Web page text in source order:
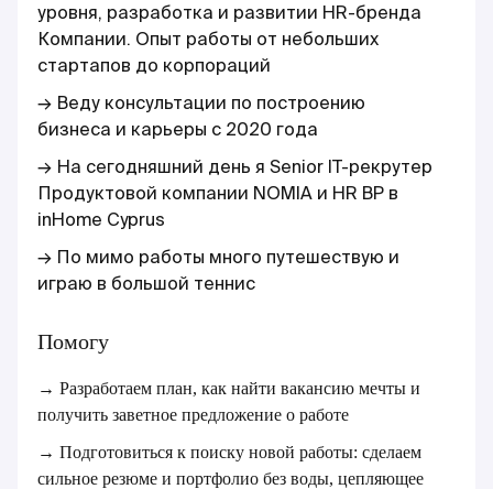
уровня, разработка и развитии HR-бренда
Компании. Опыт работы от небольших
стартапов до корпораций
→ Веду консультации по построению
бизнеса и карьеры с 2020 года
→ На сегодняшний день я Senior IT-рекрутер
Продуктовой компании NOMIA и HR BP в
inHome Cyprus
→ По мимо работы много путешествую и
играю в большой теннис
Помогу
→ Разработаем план, как найти вакансию мечты и
получить заветное предложение о работе
→ Подготовиться к поиску новой работы: сделаем
сильное резюме и портфолио без воды, цепляющее